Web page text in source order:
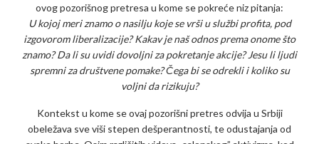
ovog pozorišnog pretresa u kome se pokreće niz pitanja:
U kojoj meri znamo o nasilju koje se vrši u službi profita, pod
izgovorom liberalizacije? Kakav je naš odnos prema onome što
znamo? Da li su uvidi dovoljni za pokretanje akcije? Jesu li ljudi
spremni za društvene pomake? Čega bi se odrekli i koliko su
voljni da rizikuju?
Kontekst u kome se ovaj pozorišni pretres odvija u Srbiji
obeležava sve viši stepen dešperantnosti, te odustajanja od